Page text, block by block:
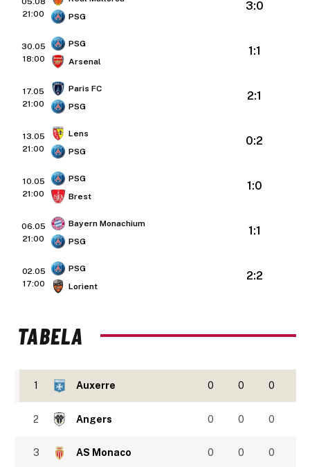
21:00
PSG
3:0
30.05
18:00
PSG
Arsenal
1:1
17.05
21:00
Paris FC
PSG
2:1
13.05
21:00
Lens
PSG
0:2
10.05
21:00
PSG
Brest
1:0
06.05
21:00
Bayern Monachium
PSG
1:1
02.05
17:00
PSG
Lorient
2:2
TABELA
1 Auxerre 0 0 0
2 Angers 0 0 0
3 AS Monaco 0 0 0